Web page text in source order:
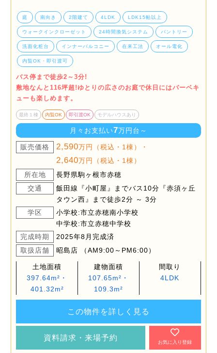
庭 南向き 2階建て 4LDK LDK15帖以上
ウォークインクローゼット 24時間換気システム パントリー
洗面化粧台 インナーバルコニー 在来工法 オール電化
内覧OK・即引渡可
バス停まで徒歩2～3分!
敷地なんと116坪超!ゆとりの広さのお庭で休日にはバーベキ
ューも楽しめます。
最終１棟 内覧OK 即引渡OK モデルハウスあり
月々お支払い7万円台～
販売価格 2,590万円（税込・1棟）・
2,640万円（税込・1棟）
所在地
長野県駒ヶ根市赤穂
交通
飯田線『小町屋』までバス10分『赤須ヶ丘
タウン西』まで徒歩2分 ～ 3分
学区
小学校:市立赤穂南小学校
中学校:市立赤穂中学校
完成時期
2025年8月完成済
取扱店舗
昭島店 （AM9:00～PM6:00）
土地面積
397.64m²・
401.32m²
建物面積
107.65m²・
109.3m²
間取り
4LDK
この物件を詳しく見る
資料請求・来場予約
お気に入り登録